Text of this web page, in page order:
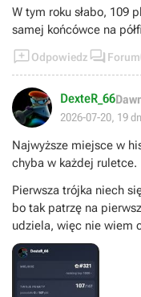
W tym roku słabo, 109
samej końcówce na
Odpowiedz  Forum
DexteR_66
2026-07-20, 19
Najwyższe miejsce w
chyba w każdej ruletce.
Pierwsza trójka niech
bo tak patrzę na
udziela, więc nie wiem